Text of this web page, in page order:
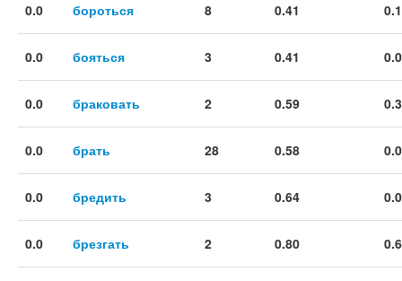
0.0 бороться 8 0.41
0.0 бояться 3 0.41
0.0 браковать 2 0.59
0.0 брать 28 0.58
0.0 бредить 3 0.64
0.0 брезгать 2 0.80